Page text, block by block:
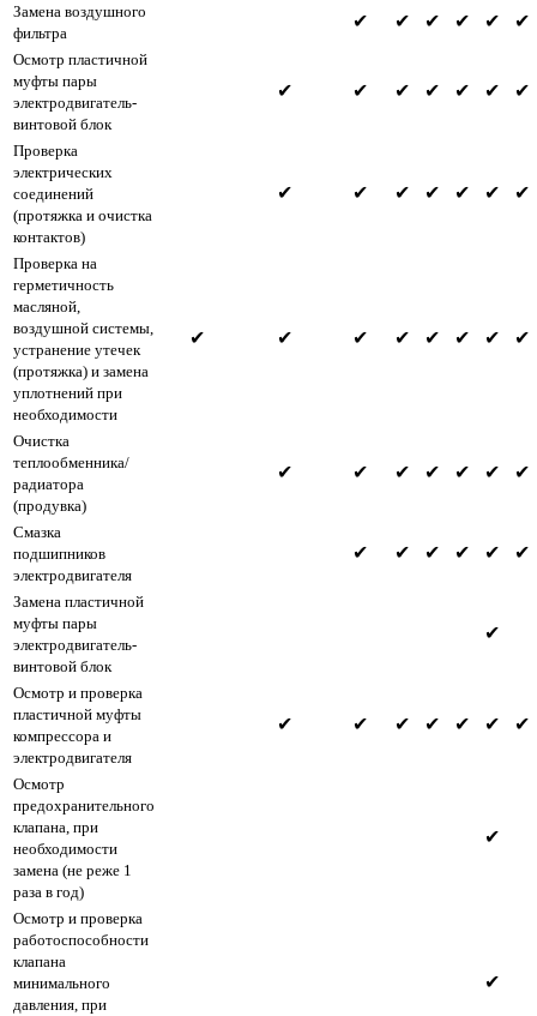
Замена воздушного
фильтра
✔ ✔ ✔ ✔ ✔ ✔
Осмотр пластичной
муфты пары
электродвигатель-
винтовой блок
✔ ✔ ✔ ✔ ✔ ✔ ✔
Проверка
электрических
соединений
(протяжка и очистка
контактов)
✔ ✔ ✔ ✔ ✔ ✔ ✔
Проверка на
герметичность
масляной,
воздушной системы,
устранение утечек
(протяжка) и замена
уплотнений при
необходимости
✔ ✔ ✔ ✔ ✔ ✔ ✔ ✔
Очистка
теплообменника/
радиатора
(продувка)
✔ ✔ ✔ ✔ ✔ ✔ ✔
Смазка
подшипников
электродвигателя
✔ ✔ ✔ ✔ ✔ ✔
Замена пластичной
муфты пары
электродвигатель-
винтовой блок
✔
Осмотр и проверка
пластичной муфты
компрессора и
электродвигателя
✔ ✔ ✔ ✔ ✔ ✔ ✔
Осмотр
предохранительного
клапана, при
необходимости
замена (не реже 1
раза в год)
✔
Осмотр и проверка
работоспособности
клапана
минимального
давления, при
✔